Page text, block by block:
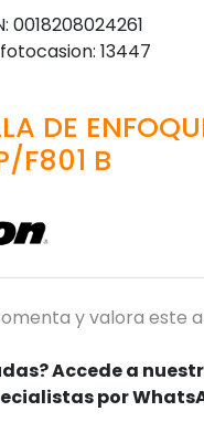
0018208024261
13447
DE
F801 B
y valora este
Accede a
por